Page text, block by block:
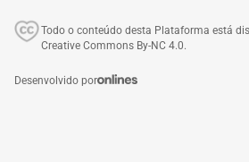
Todo o conteúdo desta Plataforma está
Creative Commons By-NC 4.0.
Desenvolvido por